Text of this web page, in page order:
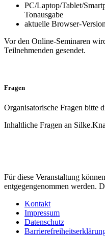
PC/Laptop/Tablet/
Tonausgabe
aktuelle Browser-
Vor den Online-Seminaren
Teilnehmenden gesendet.
Fragen
Organisatorische Fragen bitte
Inhaltliche Fragen an
Für diese Veranstaltung
entgegengenommen werden.
Kontakt
Impressum
Datenschutz